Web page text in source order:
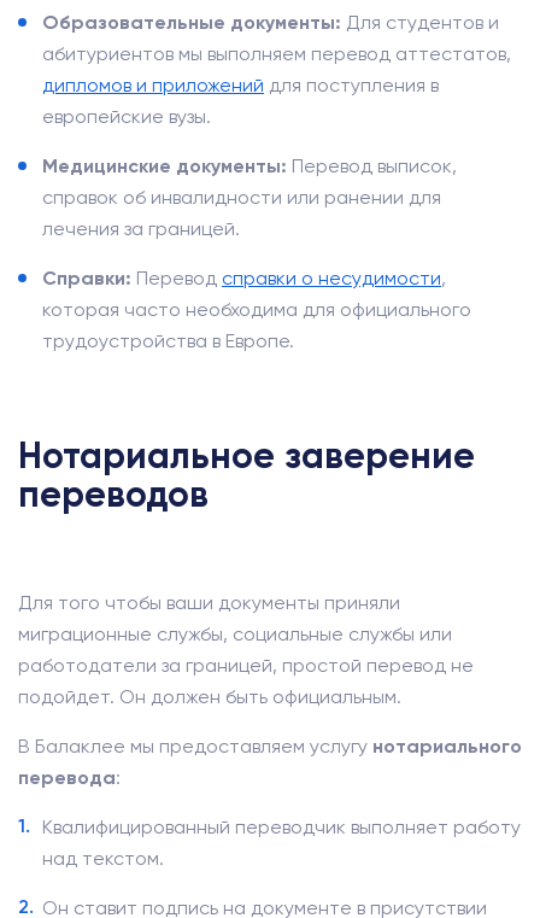
Образовательные документы: Для студентов и
абитуриентов мы выполняем перевод аттестатов,
дипломов и приложений для поступления в
европейские вузы.
Медицинские документы: Перевод выписок,
справок об инвалидности или ранении для
лечения за границей.
Справки: Перевод справки о несудимости,
которая часто необходима для официального
трудоустройства в Европе.
Нотариальное заверение
переводов
Для того чтобы ваши документы приняли
миграционные службы, социальные службы или
работодатели за границей, простой перевод не
подойдет. Он должен быть официальным.
В Балаклее мы предоставляем услугу нотариального
перевода:
Квалифицированный переводчик выполняет работу
над текстом.
Он ставит подпись на документе в присутствии